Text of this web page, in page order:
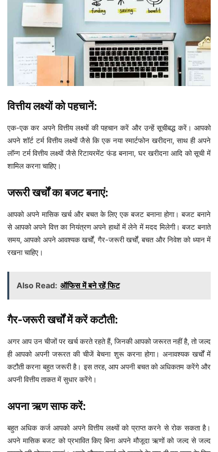
वित्तीय लक्ष्यों को पहचानें:
एक-एक कर अपने वित्तीय लक्ष्यों की पहचान करें और उन्हें सूचीबद्ध करें। आपको
अपने शॉर्ट टर्म वित्तीय लक्ष्यों जैसे कि एक नया स्मार्टफोन खरीदना, साथ ही अपने
लॉन्ग टर्म वित्तीय लक्ष्यों जैसे रिटायरमेंट फंड बनाना, घर खरीदना आदि को सूची में
शामिल करना चाहिए।
जरूरी खर्चों का बजट बनाएं:
आपको अपने मासिक खर्च और बचत के लिए एक बजट बनाना होगा। बजट बनाने
से आपको अपने वित्त का नियंत्रण अपने हाथों में लेने में मदद मिलेगी। बजट बनाते
समय, आपको अपने आवश्यक खर्चों, गैर-जरूरी खर्चों, बचत और निवेश को ध्यान में
रखना चाहिए।
Also Read: ऑफिस में बने रहें फिट
गैर-जरूरी खर्चों में करें कटौती:
अगर आप उन चीजों पर खर्च करते रहते हैं, जिनकी आपको जरूरत नहीं है, तो जल्द
ही आपको अपनी जरूरत की चीजें बेचना शुरू करना होगा। अनावश्यक खर्चों में
कटौती करना बहुत जरूरी है। इस तरह, आप अपनी बचत को अधिकतम करेंगे और
अपनी वित्तीय ताकत में सुधार करेंगे।
अपना ऋण साफ करें:
बहुत अधिक कर्ज आपको अपने वित्तीय लक्ष्यों को प्राप्त करने से रोक सकता है।
अपने मासिक बजट को प्रभावित किए बिना अपने मौजूदा ऋणों को जल्द से जल्द